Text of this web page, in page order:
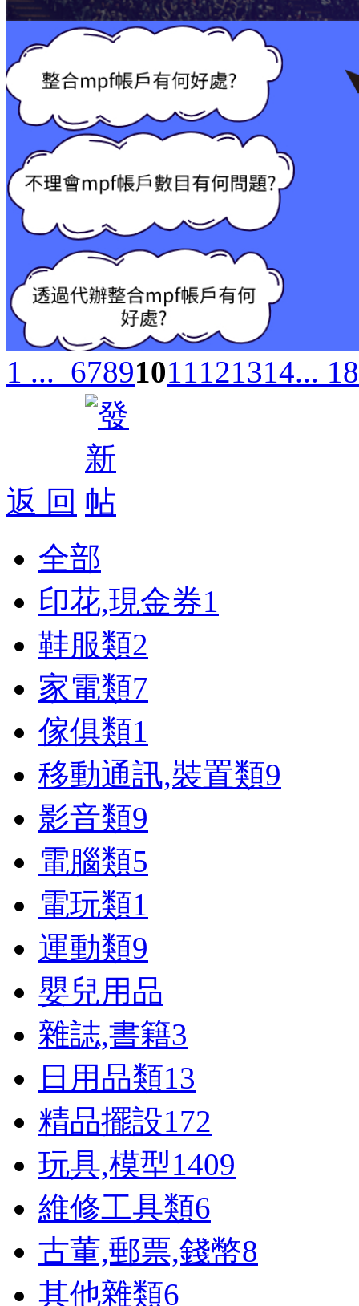
1 ... 67891011121314... 18
返 回
全部
印花,現金券1
鞋服類2
家電類7
傢俱類1
移動通訊,裝置類9
影音類9
電腦類5
電玩類1
運動類9
嬰兒用品
雜誌,書籍3
日用品類13
精品擺設172
玩具,模型1409
維修工具類6
古董,郵票,錢幣8
其他雜類6